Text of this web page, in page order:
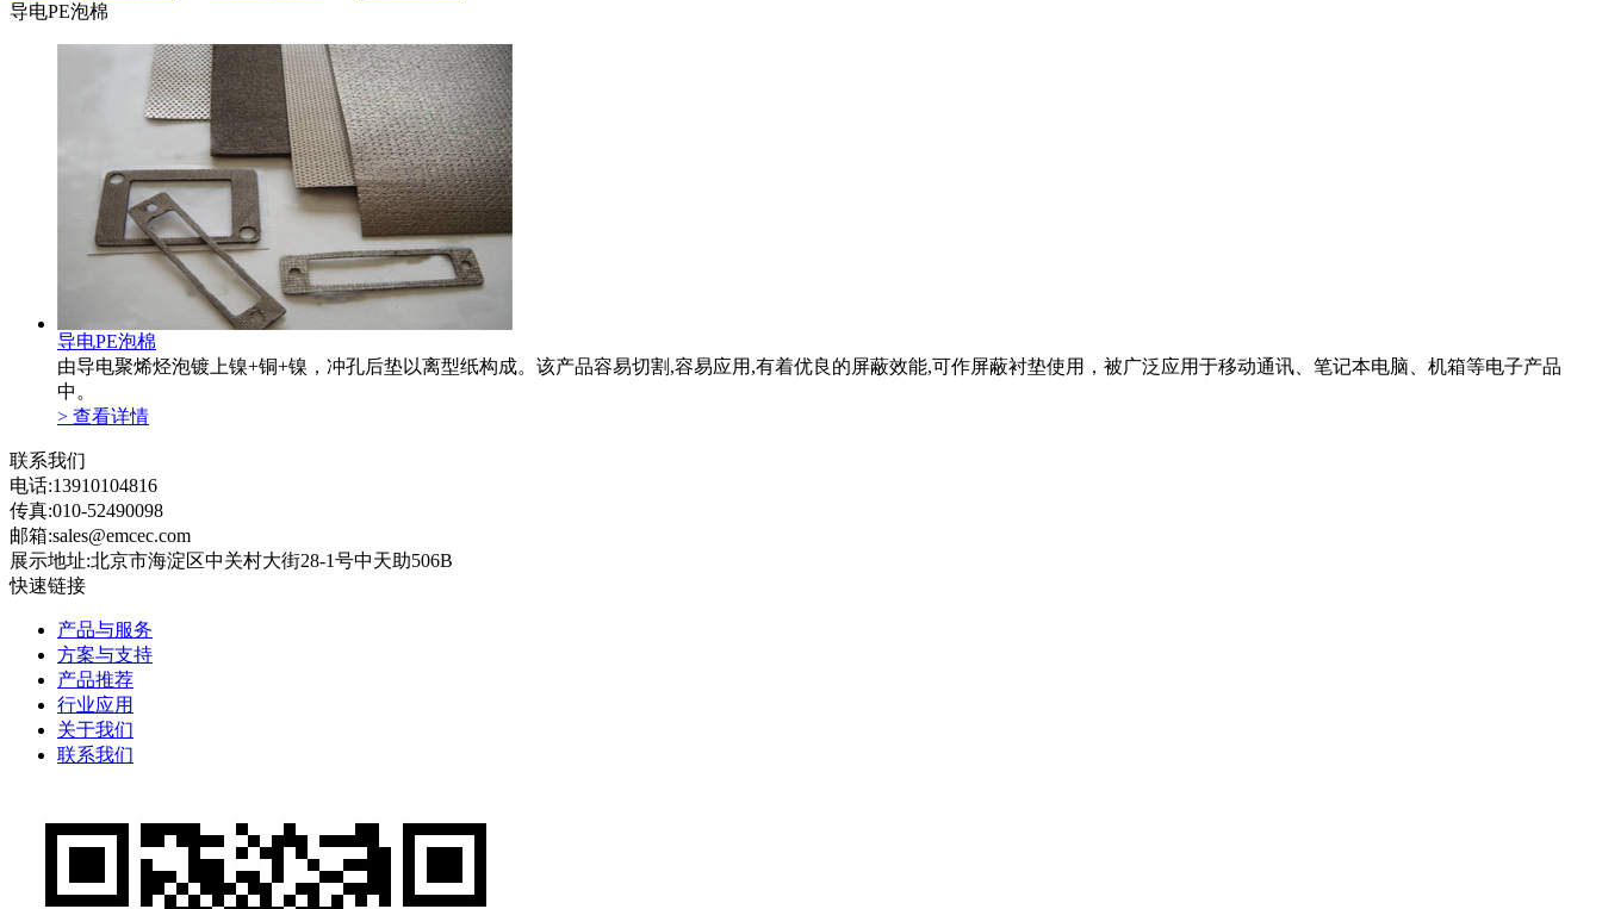
导电PE泡棉
导电PE泡棉
由导电聚烯烃泡镀上镍+铜+镍，冲孔后垫以离型纸构成。该产品容易切割,容易应用,有着优良的屏蔽效能,可作屏蔽衬垫使用，被广泛应用于移动通讯、笔记本电脑、机箱等电子产品
中。
> 查看详情
联系我们
电话:13910104816
传真:010-52490098
邮箱:sales@emcec.com
展示地址:北京市海淀区中关村大街28-1号中天助506B
快速链接
产品与服务
方案与支持
产品推荐
行业应用
关于我们
联系我们